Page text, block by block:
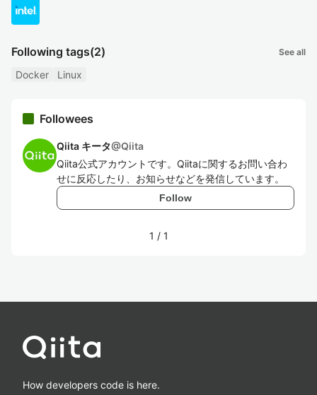
Following tags(2) See all
Docker Linux
Followees
Qiita キータ@Qiita
Qiita公式アカウントです。Qiitaに関するお問い合わ
せに反応したり、お知らせなどを発信しています。
Follow
1 / 1
How developers code is here.